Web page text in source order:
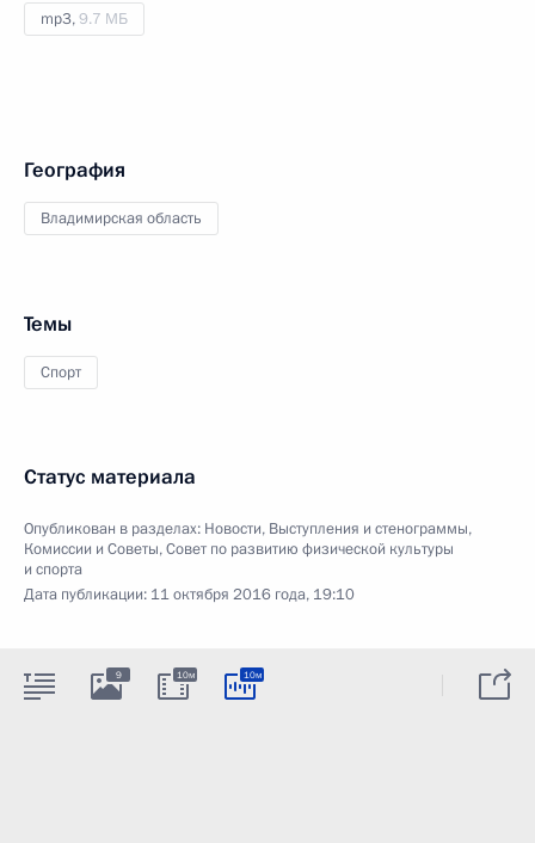
mp3,9.7 МБ
География
Владимирская область
Темы
Спорт
Статус материала
Опубликован в разделах: Новости, Выступления и стенограммы,
Комиссии и Советы,Совет по развитию физической культуры
и спорта
Дата публикации: 11 октября 2016 года, 19:10
9 10м 10м